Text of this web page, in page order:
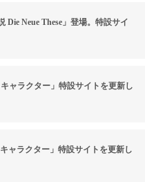
Die Neue These」登場。特設サイ
ャラクター」特設サイトを更新し
ャラクター」特設サイトを更新し